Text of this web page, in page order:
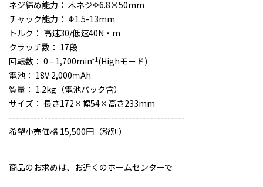
ネジ締め能力： 木ネジΦ6.8×50mm
チャック能力： Φ1.5-13mm
トルク： 高速30/低速40N・m
クラッチ数： 17段
回転数： 0 - 1,700min-1 (Highモード)
電池： 18V 2,000ｍAh
質量： 1.2kg（電池パック含）
サイズ： 長さ172×幅54×高さ233mm
--------------------------------------------------
希望小売価格 15,500円（税別）
商品のお求めは、お近くのホームセンターで